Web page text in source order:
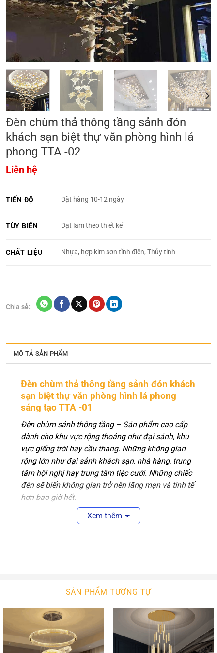
Đèn chùm thả thông tầng sảnh đón
khách sạn biệt thự văn phòng hình lá
phong TTA -02
Liên hệ
TIẾN ĐỘ Đặt hàng 10-12 ngày
TÙY BIẾN Đặt làm theo thiết kế
CHẤT LIỆU Nhựa, hợp kim sơn tĩnh điện, Thủy tinh
Chia sẻ:
MÔ TẢ SẢN PHẨM
Đèn chùm thả thông tầng sảnh đón khách
sạn biệt thự văn phòng hình lá phong
sáng tạo TTA -01
Đèn chùm sảnh thông tầng – Sản phẩm cao cấp
dành cho khu vực rộng thoáng như đại sảnh, khu
vực giếng trời hay cầu thang. Những không gian
rộng lớn như đại sảnh khách sạn, nhà hàng, trung
tâm hội nghị hay trung tâm tiệc cưới. Những chiếc
đèn sẽ biến không gian trở nên lãng mạn và tinh tế
hơn bao giờ hết.
Và trong bài viết này, An An Decor xin gửi tới các
Xem thêm
SẢN PHẨM TƯƠNG TỰ